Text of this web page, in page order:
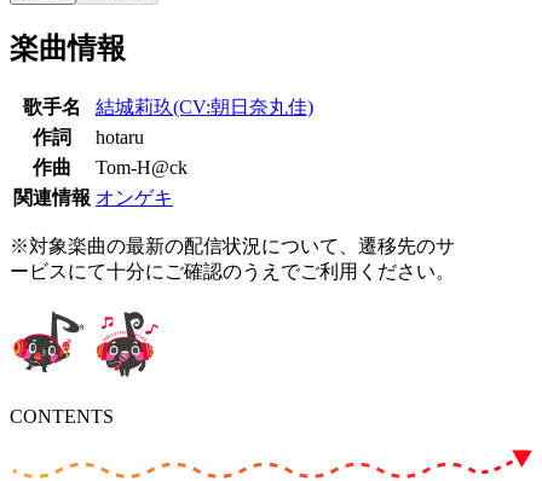
楽曲情報
歌手名
結城莉玖(CV:朝日奈丸佳)
作詞
hotaru
作曲
Tom-H@ck
関連情報 オンゲキ
※対象楽曲の最新の配信状況について、遷移先のサ
ービスにて十分にご確認のうえでご利用ください。
CONTENTS